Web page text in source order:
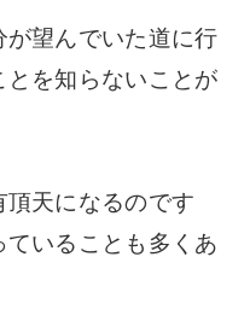
望んでいた道に行
とを知らないことが
天になるのです
いることも多くあ